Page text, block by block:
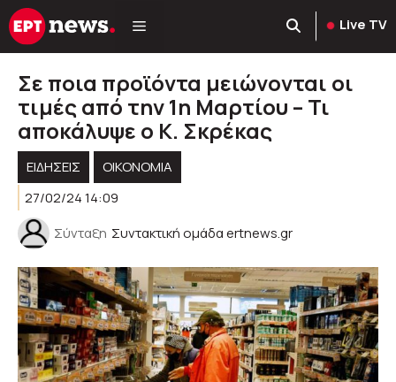
Μετάβαση
σε
Live TV
Σε ποια προϊόντα μειώνονται οι
τιμές από την 1η Μαρτίου – Τι
αποκάλυψε ο Κ. Σκρέκας
ΕΙΔΗΣΕΙΣ
ΟΙΚΟΝΟΜΙΑ
27/02/24 14:09
Σύνταξη Συντακτική ομάδα ertnews.gr